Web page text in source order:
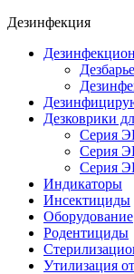
Дезинфекция
Дезковрики
Серия
Серия
Серия
Индикаторы
Инсектициды
Оборудование
Родентициды
Утилизация